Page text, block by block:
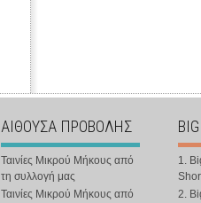
ΑΙΘΟΥΣΑ ΠΡΟΒΟΛΗΣ
Ταινίες Μικρού Μήκους από
τη συλλογή μας
Ταινίες Μικρού Μήκους από
1.
2.